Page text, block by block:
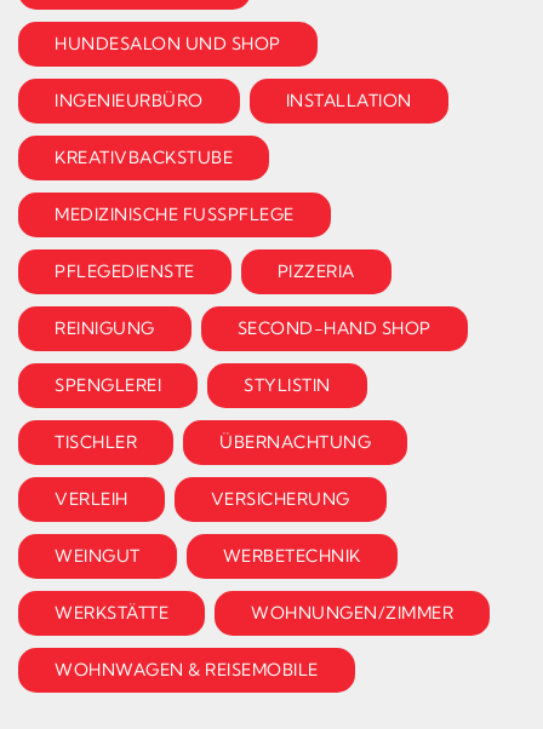
HUNDESALON UND SHOP
INGENIEURBÜRO INSTALLATION
KREATIVBACKSTUBE
MEDIZINISCHE FUSSPFLEGE
PFLEGEDIENSTE PIZZERIA
REINIGUNG SECOND-HAND SHOP
SPENGLEREI STYLISTIN
TISCHLER ÜBERNACHTUNG
VERLEIH VERSICHERUNG
WEINGUT WERBETECHNIK
WERKSTÄTTE WOHNUNGEN/ZIMMER
WOHNWAGEN & REISEMOBILE